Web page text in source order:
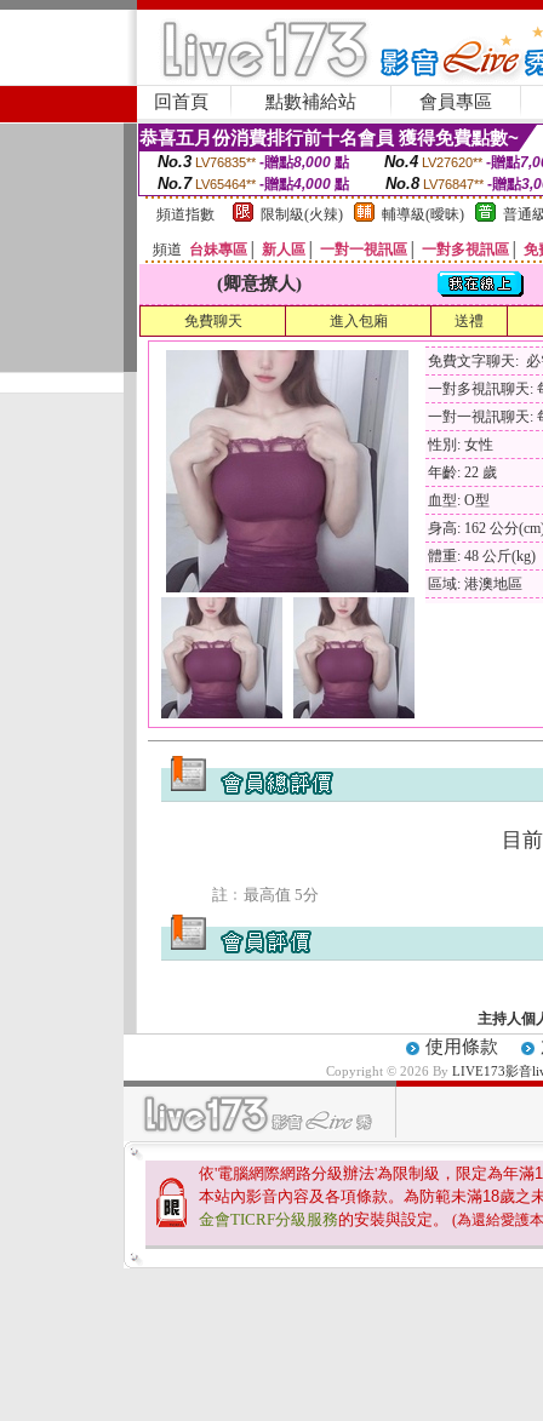
回首頁 點數補給站 會員專區
恭喜五月份消費排行前十名會員 獲得免費點數~
No.3 LV76835** -贈點8,000點 No.4 LV27620** -贈點
No.7 LV65464** -贈點4,000 點 No.8 LV76847** -贈點
頻道指數
限制級(火辣) 輔導級(曖昧) 普通
頻道 台妹專區 新人區 一對一視訊區 一對多視訊區 免
(卿意撩人)
免費聊天 進入包廂 送禮
免費文字聊天:
一對多視訊聊天:
一對一視訊聊天:
性別: 女性
年齡: 22 歲
血型: O型
身高: 162 公分
體重: 48 公斤(kg)
區域: 港澳地區
目
註﹕最高值 5分
主持人個
使用條款
Copyright © 2026 By LIVE173影音
依'電腦網際網路分級辦法'為限制級，限定為年滿
本站內影音內容及各項條款。為防範未滿18歲之
金會TICRF分級服務的安裝與設定。 (為還給愛護